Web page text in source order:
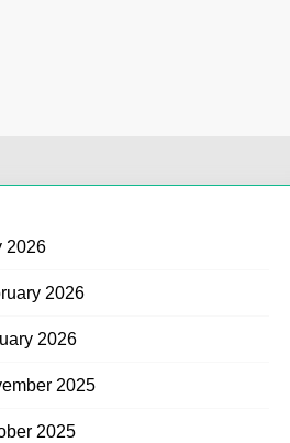
2026
2026
2026
2025
2025